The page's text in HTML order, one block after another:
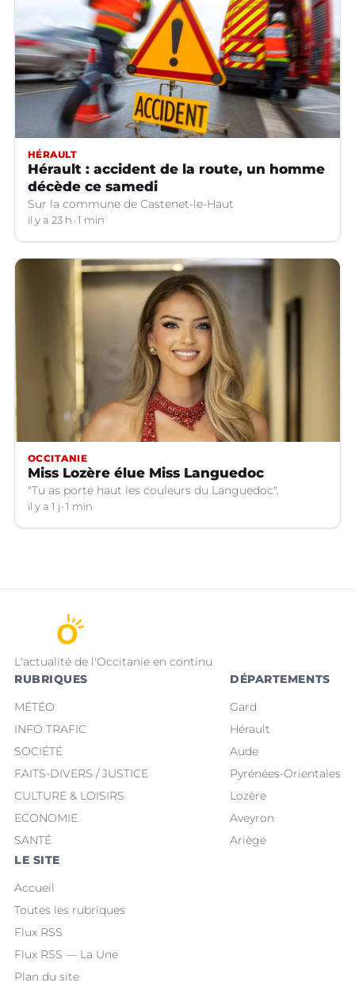
HÉRAULT
Hérault : accident de la route, un homme
décède ce samedi
Sur la commune de Castenet-le-Haut
il y a 23 h 1 min
OCCITANIE
Miss Lozère élue Miss Languedoc
"Tu as porté haut les couleurs du Languedoc".
il y a 1 j 1 min
L'actualité de l'Occitanie en continu
RUBRIQUES
MÉTÉO
INFO TRAFIC
SOCIÉTÉ
FAITS-DIVERS / JUSTICE
CULTURE & LOISIRS
ECONOMIE
SANTÉ
DÉPARTEMENTS
Gard
Hérault
Aude
Pyrénées-Orientales
Lozère
Aveyron
Ariège
LE SITE
Accueil
Toutes les rubriques
Flux RSS
Flux RSS — La Une
Plan du site